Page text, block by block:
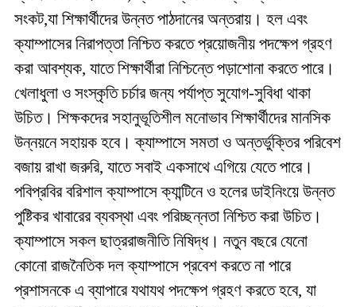
সংকট,যা শিক্ষার্থীদের উন্নত পাঠদানের অন্তরায়। হল এবং
ক্যাম্পাসের নিরাপত্তা নিশ্চিত করতে প্রয়োজনীয় পদক্ষেপ গ্রহণ
করা আবশ্যক, যাতে শিক্ষার্থীরা নিশ্চিন্তে পড়াশোনা করতে পারে।
খেলাধুলা ও সংস্কৃতি চর্চার জন্য পর্যাপ্ত সুযোগ-সুবিধা থাকা
উচিত। শিক্ষকদের সহানুভূতিশীল মনোভাব শিক্ষার্থীদের মানসিক
উন্নয়নে সহায়ক হবে। ক্যাম্পাসে সমতা ও অন্তর্ভুক্তির পরিবেশ
বজায় রাখা জরুরি, যাতে সবাই একসাথে এগিয়ে যেতে পারে।
পবিপ্রবির বরিশাল ক্যাম্পাসে ক্যান্টিনে ও হলের ডাইনিংয়ে উন্নত
পুষ্টিকর খাবারের ব্যবস্থা এবং পরিচ্ছন্নতা নিশ্চিত করা উচিত।
ক্যাম্পাসে সকল ছাত্ররাজনীতি নিষিদ্ধ। নতুন বছরে যেনো
কোনো রাজনৈতিক দল ক্যাম্পাসে প্রবেশ করতে না পারে
প্রশাসনকে এ ব্যাপারে যথাযথ পদক্ষেপ গ্রহণ করতে হবে, যা